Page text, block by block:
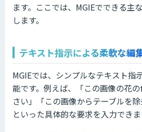
ます。ここでは、MGIEでできる主
します。
テキスト指示による柔軟な編
MGIEでは、シンプルなテキスト指
能です。例えば、「この画像の花
さい」「この画像からテーブルを除
といった具体的な要求を入力できま